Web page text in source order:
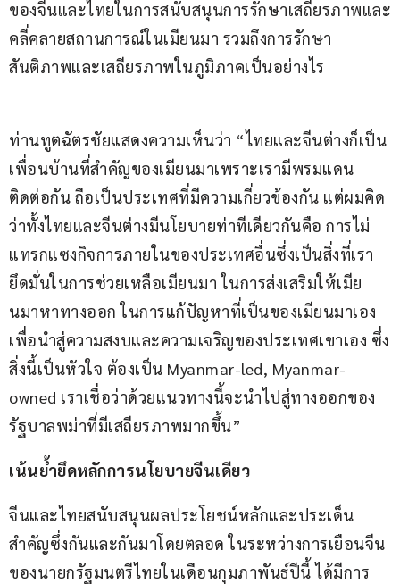
ของจีนและไทยในการสนับสนุนการรักษาเสถียรภาพและ
คลี่คลายสถานการณ์ในเมียนมา รวมถึงการรักษา
สันติภาพและเสถียรภาพในภูมิภาคเป็นอย่างไร
ท่านทูตฉัตรชัยแสดงความเห็นว่า “ไทยและจีนต่างก็เป็น
เพื่อนบ้านที่สำคัญของเมียนมาเพราะเรามีพรมแดน
ติดต่อกัน ถือเป็นประเทศที่มีความเกี่ยวข้องกัน แต่ผมคิด
ว่าทั้งไทยและจีนต่างมีนโยบายท่าทีเดียวกันคือ การไม่
แทรกแซงกิจการภายในของประเทศอื่นซึ่งเป็นสิ่งที่เรา
ยึดมั่นในการช่วยเหลือเมียนมา ในการส่งเสริมให้เมีย
นมาหาทางออก ในการแก้ปัญหาที่เป็นของเมียนมาเอง
เพื่อนำสู่ความสงบและความเจริญของประเทศเขาเอง ซึ่ง
สิ่งนี้เป็นหัวใจ ต้องเป็น Myanmar-led, Myanmar-
owned เราเชื่อว่าด้วยแนวทางนี้จะนำไปสู่ทางออกของ
รัฐบาลพม่าที่มีเสถียรภาพมากขึ้น”
เน้นย้ำยึดหลักการนโยบายจีนเดียว
จีนและไทยสนับสนุนผลประโยชน์หลักและประเด็น
สำคัญซึ่งกันและกันมาโดยตลอด ในระหว่างการเยือนจีน
ของนายกรัฐมนตรีไทยในเดือนกุมภาพันธ์ปีนี้ ได้มีการ